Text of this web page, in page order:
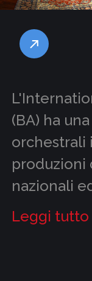
(BA) ha
orchestrali
produzioni
nazionali
Leggi tutto